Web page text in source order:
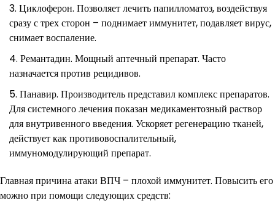
Циклоферон. Позволяет лечить папилломатоз, воздействуя
сразу с трех сторон – поднимает иммунитет, подавляет вирус,
снимает воспаление.
Ремантадин. Мощный аптечный препарат. Часто
назначается против рецидивов.
Панавир. Производитель представил комплекс препаратов.
Для системного лечения показан медикаментозный раствор
для внутривенного введения. Ускоряет регенерацию тканей,
действует как противовоспалительный,
иммуномодулирующий препарат.
Главная причина атаки ВПЧ – плохой иммунитет. Повысить его
можно при помощи следующих средств: